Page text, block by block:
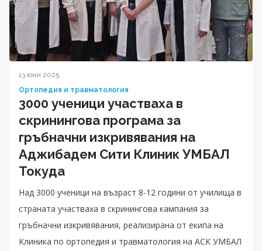
13 юни 2025
Ортопедия и травматология
3000 ученици участваха в
скринингова програма за
гръбначни изкривявания на
Аджибадем Сити Клиник УМБАЛ
Токуда
Над 3000 ученици на възраст 8-12 години от училища в
страната участваха в скринингова кампания за
гръбначни изкривявания, реализирана от екипа на
Клиника по ортопедия и травматология на АСК УМБАЛ